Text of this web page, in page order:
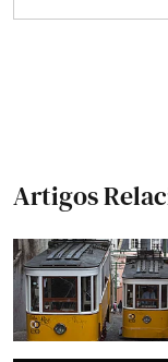
Artigos